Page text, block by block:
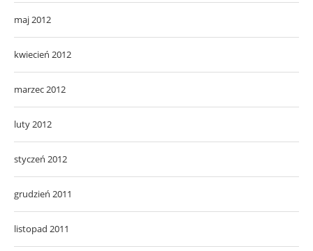
maj 2012
kwiecień 2012
marzec 2012
luty 2012
styczeń 2012
grudzień 2011
listopad 2011